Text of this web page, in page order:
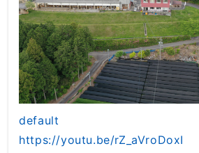
default
https://youtu.be/rZ_aVroDoxI